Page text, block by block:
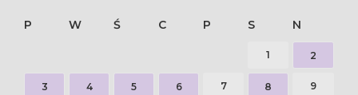
P W Ś C P S N
1 2
3 4 5 6 7 8 9